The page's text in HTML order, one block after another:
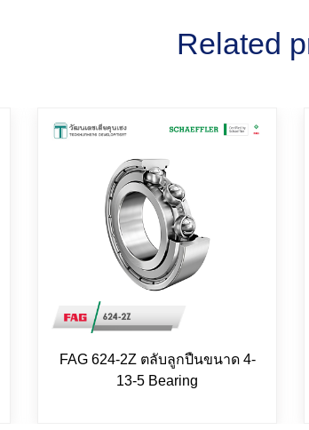
Related
FAG 624-2Z ตลับลูกปืนขนาด 4-
13-5 Bearing